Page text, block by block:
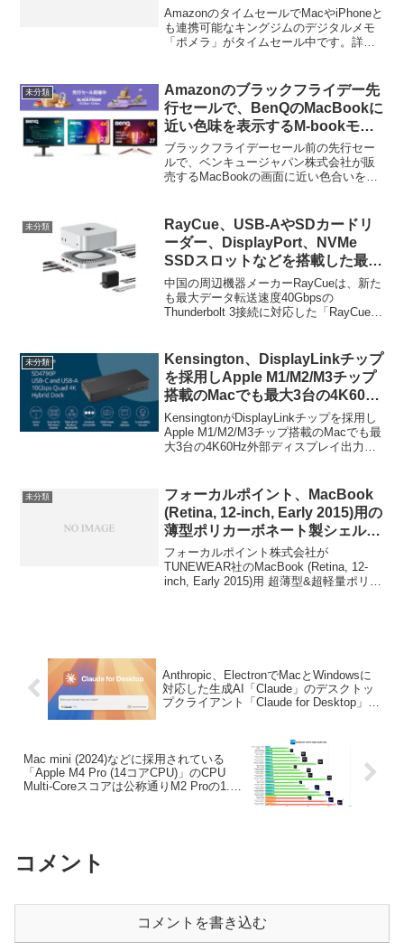
イムセール中。
AmazonのタイムセールでMacやiPhoneと
も連携可能なキングジムのデジタルメモ
「ポメラ」がタイムセール中です。詳細
未分類
Amazonのブラックフライデー先
行セールで、BenQのMacBookに
近い色味を表示するM-bookモー
ド搭載モニターやコーディングモ
ード搭載のプログラミングモニタ
ーなどがセール中。
ブラックフライデーセール前の先行セー
ルで、ベンキュージャパン株式会社が販
売するMacBookの画面に近い色合いを表
グ・ゲーミングモニターがセールとなっ
ています。
未分類
RayCue、USB-AやSDカードリ
ーダー、DisplayPort、NVMe
SSDスロットなどを搭載した最大
40Gbps接続のThunderbolt 3対
応ハブ「RayCue Mac mini
Stand & Hub (10-in-1)」を発売。
中国の周辺機器メーカーRayCueは、新た
も最大データ転送速度40Gbpsの
Thunderbolt 3接続に対応した「RayCue
未分類
Kensington、DisplayLinkチップ
を採用しApple M1/M2/M3チップ
搭載のMacでも最大3台の4K60Hz
外部ディスプレイ出力が可能な
USB-Cドッキングステーション
「SD4790P」を発売。
KensingtonがDisplayLinkチップを採用し
Apple M1/M2/M3チップ搭載のMacでも最
大3台の4K60Hz外部ディスプレイ出力が
以下から...
未分類
フォーカルポイント、MacBook
(Retina, 12-inch, Early 2015)用の
薄型ポリカーボネート製シェルケ
ース「eggshell for MacBook 12
インチ」を6月下旬より発売。
フォーカルポイント株式会社が
TUNEWEAR社のMacBook (Retina, 12-
inch, Early 2015)用 超薄型&超軽量ポリカ
Anthropic、ElectronでMacとWindowsに
対応した生成AI「Claude」のデスクトッ
プクライアント「Claude for Desktop」の
Mac mini (2024)などに採用されている
「Apple M4 Pro (14コアCPU)」のCPU
Multi-Coreスコアは公称通りM2 Proの1.6
コメント
コメントを書き込む